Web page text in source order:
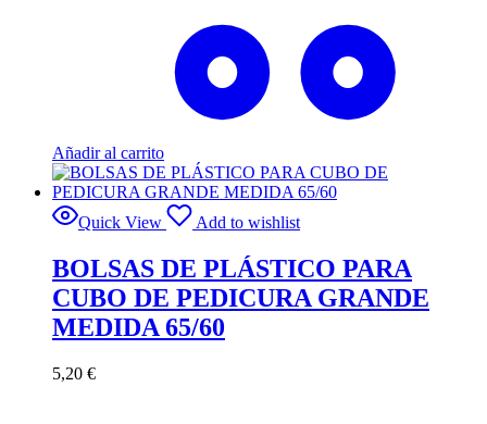
Añadir al carrito
Quick View Add to wishlist
BOLSAS DE PLÁSTICO PARA
CUBO DE PEDICURA GRANDE
MEDIDA 65/60
5,20 €